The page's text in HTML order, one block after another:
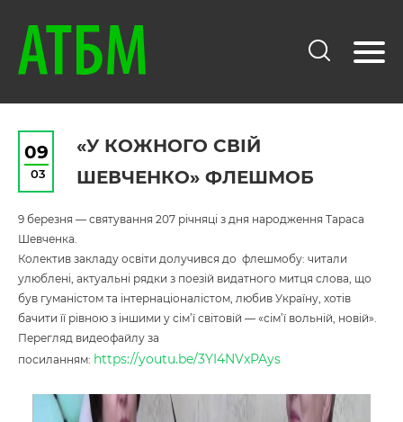
09
03
«У КОЖНОГО СВІЙ
ШЕВЧЕНКО» ФЛЕШМОБ
9 березня — святування 207 річняці з дня народження Тараса
Шевченка.
Колектив закладу освіти долучився до флешмобу: читали
улюблені, актуальні рядки з поезій видатного митця слова, що
був гуманістом та інтернаціоналістом, любив Україну, хотів
бачити її рівною з іншими у сім’ї світовій — «сім’ї вольній, новій».
Перегляд видеофайлу за
посиланням: https://youtu.be/3YI4NVxPAys